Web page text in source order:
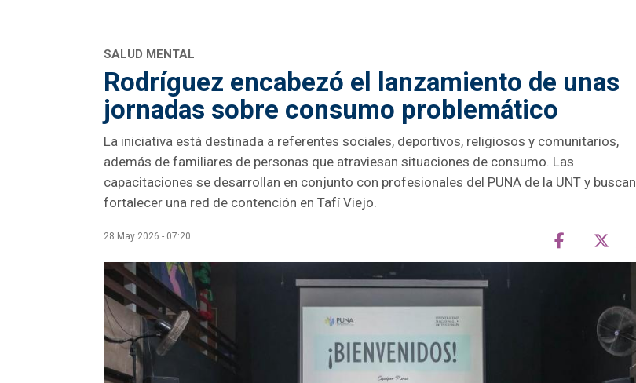
SALUD MENTAL
Rodríguez encabezó el lanzamiento de unas
jornadas sobre consumo problemático
La iniciativa está destinada a referentes sociales, deportivos, religiosos y comunitarios,
además de familiares de personas que atraviesan situaciones de consumo. Las
capacitaciones se desarrollan en conjunto con profesionales del PUNA de la UNT y buscan
fortalecer una red de contención en Tafí Viejo.
28 May 2026 - 07:20